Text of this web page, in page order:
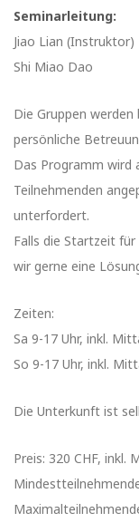
Seminarleitung:
Jiao Lian (Instruktor)
Shi Miao Dao
Die Gruppen
persönliche
Das Programm wird
Teilnehmenden
unterfordert.
Falls die Startzeit
wir gerne eine
Zeiten:
Sa 9-17 Uhr, inkl.
So 9-17 Uhr, inkl.
Die Unterkunft ist
Preis: 320 CHF, inkl.